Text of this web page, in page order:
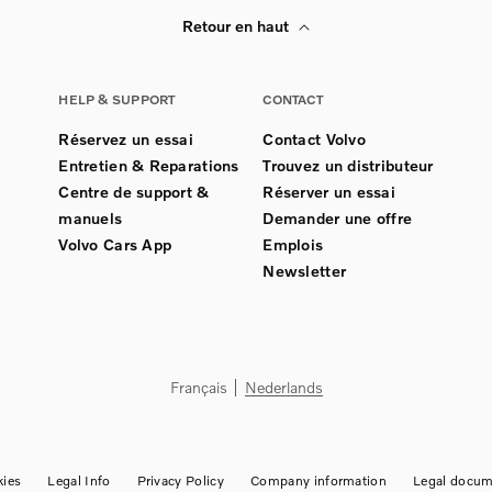
Retour en haut
HELP & SUPPORT
Réservez un essai
Entretien & Reparations
Centre de support &
manuels
Volvo Cars App
CONTACT
Contact Volvo
Trouvez un distributeur
Réserver un essai
Demander une offre
Emplois
Newsletter
Français Nederlands
Legal Info Privacy Policy Company information Legal